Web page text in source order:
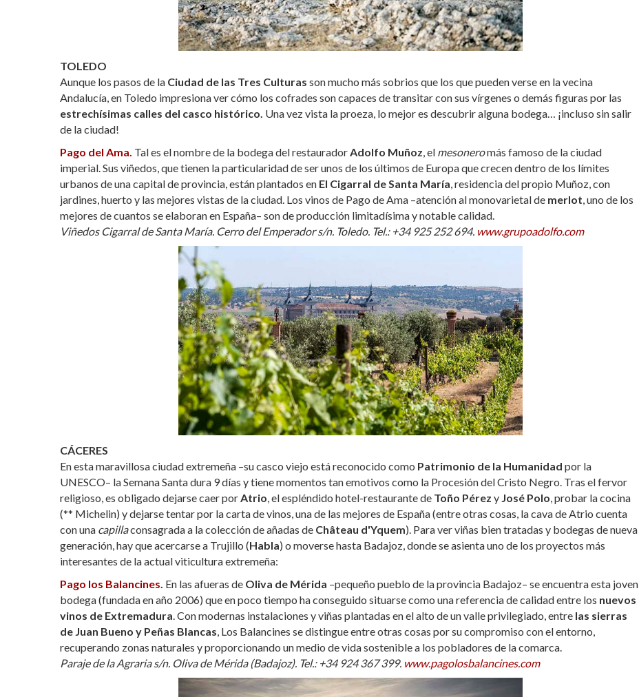
TOLEDO
Aunque los pasos de la Ciudad de las Tres Culturas son mucho más sobrios que los que pueden verse en la vecina
Andalucía, en Toledo impresiona ver cómo los cofrades son capaces de transitar con sus vírgenes o demás figuras por las
estrechísimas calles del casco histórico. Una vez vista la proeza, lo mejor es descubrir alguna bodega… ¡incluso sin salir
de la ciudad!
Pago del Ama. Tal es el nombre de la bodega del restauradorAdolfo Muñoz, el mesoneromás famoso de la ciudad
imperial. Sus viñedos, que tienen la particularidad de ser unos de los últimos de Europa que crecen dentro de los límites
urbanos de una capital de provincia, están plantados en El Cigarral de Santa María, residencia del propio Muñoz, con
jardines, huerto y las mejores vistas de la ciudad. Los vinos de Pago de Ama –atención al monovarietal de merlot, uno de los
mejores de cuantos se elaboran en España– son de producción limitadísima y notable calidad.
Viñedos Cigarral de Santa María. Cerro del Emperador s/n. Toledo. Tel.: +34 925 252 694. www.grupoadolfo.com
CÁCERES
En esta maravillosa ciudad extremeña –su casco viejo está reconocido como Patrimonio de la Humanidad por la
UNESCO– la Semana Santa dura 9 días y tiene momentos tan emotivos como la Procesión del Cristo Negro. Tras el fervor
religioso, es obligado dejarse caer porAtrio, el espléndido hotel-restaurante de Toño Pérez y José Polo, probar la cocina
(** Michelin) y dejarse tentar por la carta de vinos, una de las mejores de España (entre otras cosas, la cava de Atrio cuenta
con una capillaconsagrada a la colección de añadas de Château d'Yquem). Para ver viñas bien tratadas y bodegas de nueva
generación, hay que acercarse a Trujillo (Habla) o moverse hasta Badajoz, donde se asienta uno de los proyectos más
interesantes de la actual viticultura extremeña:
Pago los Balancines. En las afueras de Oliva de Mérida –pequeño pueblo de la provincia Badajoz– se encuentra esta joven
bodega (fundada en año 2006) que en poco tiempo ha conseguido situarse como una referencia de calidad entre los nuevos
vinos de Extremadura. Con modernas instalaciones y viñas plantadas en el alto de un valle privilegiado, entre las sierras
de Juan Bueno y Peñas Blancas, Los Balancines se distingue entre otras cosas por su compromiso con el entorno,
recuperando zonas naturales y proporcionando un medio de vida sostenible a los pobladores de la comarca.
Paraje de la Agraria s/n. Oliva de Mérida (Badajoz). Tel.: +34 924 367 399. www.pagolosbalancines.com